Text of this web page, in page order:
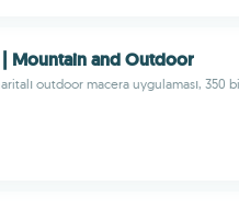
Mountain and Outdoor
outdoor macera uygulaması, 350